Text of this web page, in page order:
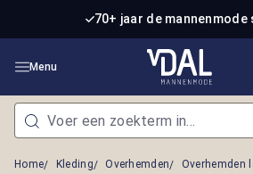
Ga naar de hoofdinhoud70+ jaar de mannenmode
Menu
Home Kleding Overhemden Overhemden